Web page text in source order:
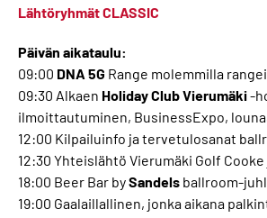
Lähtöryhmät CLASSIC
Päivän aikataulu:
09:00 DNA 5G Range molemmilla
09:30 Alkaen Holiday Club Vierumäki-
ilmoittautuminen, BusinessExpo,
12:00 Kilpailuinfo ja tervetulosanat
12:30 Yhteislähtö Vierumäki Golf
18:00 Beer Bar bySandels ballroom-
19:00 Gaalaillallinen, jonka aikana